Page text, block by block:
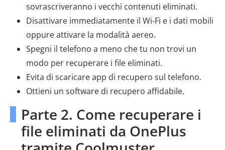
sovrascriveranno i vecchi contenuti eliminati.
Disattivare immediatamente il Wi-Fi e i dati mobili
oppure attivare la modalità aereo.
Spegni il telefono a meno che tu non trovi un
modo per recuperare i file eliminati.
Evita di scaricare app di recupero sul telefono.
Ottieni un software di recupero affidabile.
Parte 2. Come recuperare i
file eliminati da OnePlus